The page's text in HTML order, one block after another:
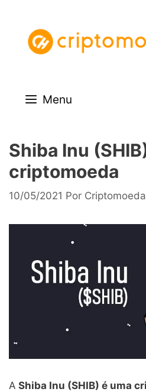
conteúdo
Menu
Shiba Inu
criptomoeda
10/05/2021 Por
A Shiba Inu (SHIB) é uma